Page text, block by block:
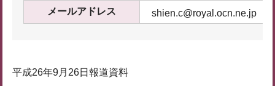
メールアドレス shien.c@royal.ocn.ne.jp
平成26年9月26日報道資料